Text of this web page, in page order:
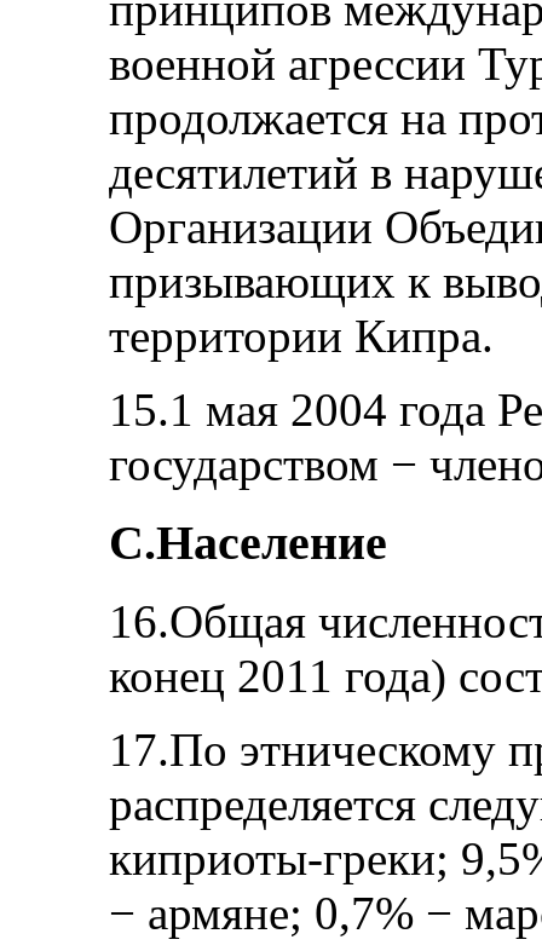
военной агрессии
продолжается на
десятилетий в
Организации
призывающих к
территории Кипра.
15.1 мая 2004 года
государством −
С.Население
16.Общая
конец 2011 года)
17.По этническому
распределяется
киприоты-греки;
− армяне; 0,7% −